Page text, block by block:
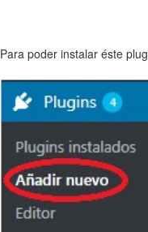
Para poder instalar éste